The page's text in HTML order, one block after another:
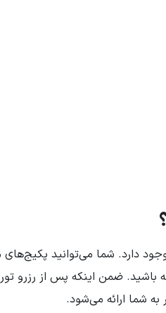
دارد. شما می‌توانید
باشید. ضمن اینکه پس از رزرو
شما ارائه می‌شود.